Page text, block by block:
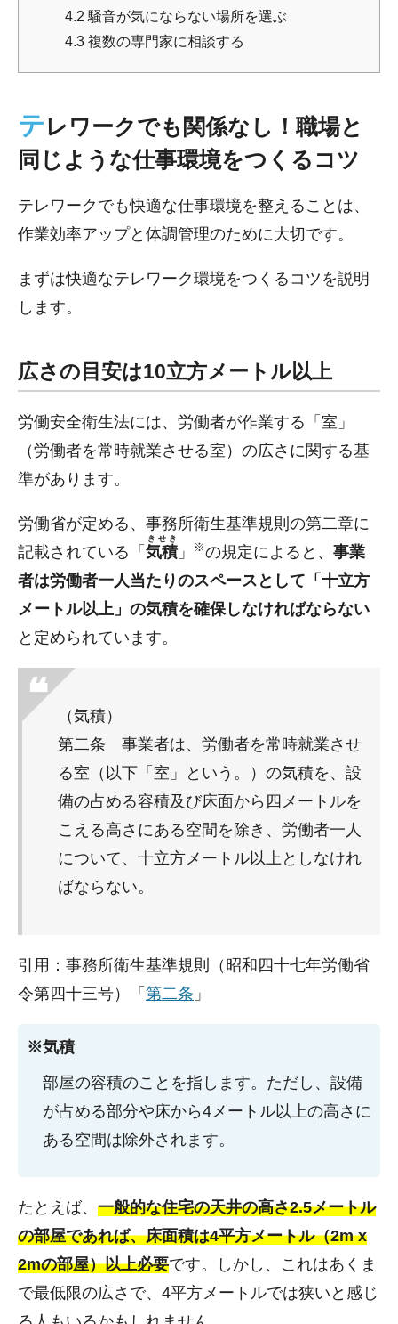
4.2 騒音が気にならない場所を選ぶ
4.3 複数の専門家に相談する
テレワークでも関係なし！職場と
同じような仕事環境をつくるコツ
テレワークでも快適な仕事環境を整えることは、
作業効率アップと体調管理のために大切です。
まずは快適なテレワーク環境をつくるコツを説明
します。
広さの目安は10立方メートル以上
労働安全衛生法には、労働者が作業する「室」
（労働者を常時就業させる室）の広さに関する基
準があります。
労働省が定める、事務所衛生基準規則の第二章に
記載されている「 気積
きせき
」 ※の規定によると、 事業
者は労働者一人当たりのスペースとして「十立方
メートル以上」の気積を確保しなければならない
と定められています。
（気積）
第二条 事業者は、労働者を常時就業させ
る室（以下「室」という。）の気積を、設
備の占める容積及び床面から四メートルを
こえる高さにある空間を除き、労働者一人
について、十立方メートル以上としなけれ
ばならない。
引用：事務所衛生基準規則（昭和四十七年労働省
令第四十三号）「 第二条 」
※気積
部屋の容積のことを指します。ただし、設備
が占める部分や床から4メートル以上の高さに
ある空間は除外されます。
たとえば、 一般的な住宅の天井の高さ2.5メートル
の部屋であれば、床面積は4平方メートル（2m x
2mの部屋）以上必要です。しかし、これはあくま
で最低限の広さで、4平方メートルでは狭いと感じ